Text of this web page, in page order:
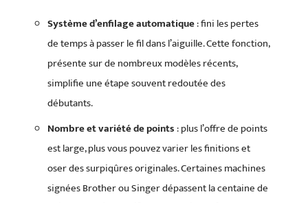
Système d’enfilage automatique: fini les pertes
de temps à passer le fil dans l’aiguille. Cette fonction,
présente sur de nombreux modèles récents,
simplifie une étape souvent redoutée des
débutants.
Nombre et variété de points: plus l’offre de points
est large, plus vous pouvez varier les finitions et
oser des surpiqûres originales. Certaines machines
signées Brother ou Singer dépassent la centaine de